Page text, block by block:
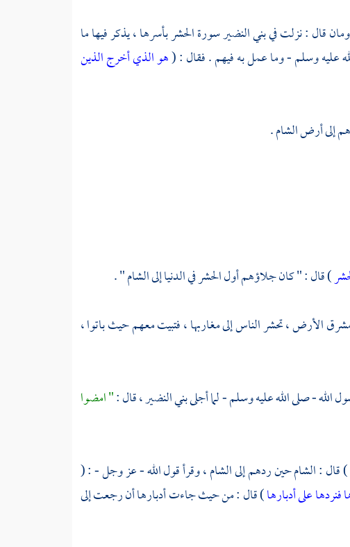
قال : نزلت فيبني النضيرسورة الحشر بأسرها ، يذكر فيها ما
عليه وسلم - وما عمل به فيهم . فقال : (هو الذي أخرج الذين
إلى أرضالشام.
) قال : " كان جلاؤهم أول الحشر في الدنيا إلىالشام" .
الأرض ، تحشر الناس إلى مغاربها ، فتبيت معهم حيث باتوا ،
الله - صلى الله عليه وسلم - لما أجلىبني النضير ،قال :" امضوا
) قال :الشامحين ردهم إلىالشام ،وقرأ قول الله - عز وجل - : (
على أدبارها) قال : من حيث جاءت أدبارها أن رجعت إلى